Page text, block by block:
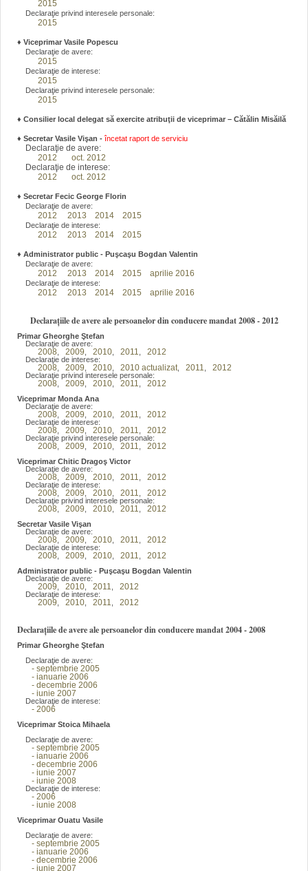
2015
Declaraţie privind interesele personale:
2015
♦ Viceprimar Vasile Popescu
Declaraţie de avere:
2015
Declaraţie de interese:
2015
Declaraţie privind interesele personale:
2015
♦ Consilier local delegat să exercite atribuţii de viceprimar – Cătălin Misăilă
♦ Secretar Vasile Vişan - încetat raport de serviciu
Declaraţie de avere:
2012
oct. 2012
Declaraţie de interese:
2012
oct. 2012
♦ Secretar Fecic George Florin
Declaraţie de avere:
2012 2013 2014 2015
Declaraţie de interese:
2012 2013 2014 2015
♦ Administrator public - Puşcaşu Bogdan Valentin
Declaraţie de avere:
2012 2013 2014 2015 aprilie 2016
Declaraţie de interese:
2012 2013 2014 2015 aprilie 2016
Declarațiile de avere ale persoanelor din conducere mandat 2008 - 2012
Primar Gheorghe Ştefan
Declaraţie de avere:
2008 2009 2010 2011 2012
Declaraţie de interese:
2008 2009 2010 2010 actualizat 2011 2012
Declaraţie privind interesele personale:
2008 2009 2010 2011 2012
Viceprimar Monda Ana
Declaraţie de avere:
2008 2009 2010 2011 2012
Declaraţie de interese:
2008 2009 2010 2011 2012
Declaraţie privind interesele personale:
2008 2009 2010 2011 2012
Viceprimar Chitic Dragoş Victor
Declaraţie de avere:
2008 2009 2010 2011 2012
Declaraţie de interese:
2008 2009 2010 2011 2012
Declaraţie privind interesele personale:
2008 2009 2010 2011 2012
Secretar Vasile Vişan
Declaraţie de avere:
2008 2009 2010 2011 2012
Declaraţie de interese:
2008 2009 2010 2011 2012
Administrator public - Puşcaşu Bogdan Valentin
Declaraţie de avere:
2009 2010 2011 2012
Declaraţie de interese:
2009 2010 2011 2012
Declarațiile de avere ale persoanelor din conducere mandat 2004 - 2008
Primar Gheorghe Ştefan
Declaraţie de avere:
- septembrie 2005
- ianuarie 2006
- decembrie 2006
- iunie 2007
Declaraţie de interese:
- 2006
Viceprimar Stoica Mihaela
Declaraţie de avere:
- septembrie 2005
- ianuarie 2006
- decembrie 2006
- iunie 2007
- iunie 2008
Declaraţie de interese:
- 2006
- iunie 2008
Viceprimar Ouatu Vasile
Declaraţie de avere:
- septembrie 2005
- ianuarie 2006
- decembrie 2006
- iunie 2007